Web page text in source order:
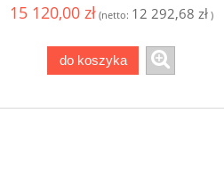
15 120,00 zł (netto: 12 292,68 zł)
do koszyka